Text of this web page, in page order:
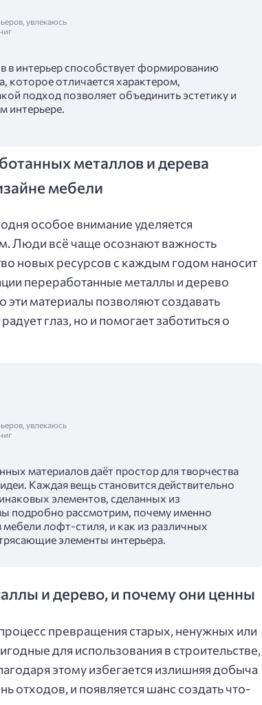
увлекаюсь
в интерьер способствует формированию
которое отличается характером,
подход позволяет объединить эстетику и
интерьере.
металлов и дерева
мебели
особое внимание уделяется
Люди всё чаще осознают важность
новых ресурсов с каждым годом наносит
переработанные металлы и дерево
материалы позволяют создавать
глаз, но и помогает заботиться о
увлекаюсь
материалов даёт простор для творчества
Каждая вещь становится действительно
элементов, сделанных из
подробно рассмотрим, почему именно
лофт-стиля, и как из различных
элементы интерьера.
и дерево, и почему они ценны
превращения старых, ненужных или
для использования в строительстве,
этому избегается излишняя добыча
отходов, и появляется шанс создать что-